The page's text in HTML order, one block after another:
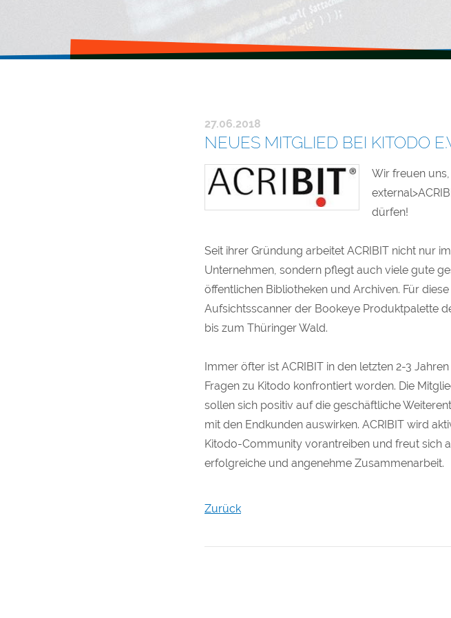
27.06.2018
NEUES MITGLIED BEI KITODO
Wir freuen
dürfen!
Seit ihrer Gründung arbeitet ACRIBIT nicht nur
Unternehmen, sondern pflegt auch viele gute
öffentlichen Bibliotheken und Archiven. Für
Aufsichtsscanner der Bookeye Produktpalette
bis zum Thüringer Wald.
Immer öfter ist ACRIBIT in den letzten 2-3
Fragen zu Kitodo konfrontiert worden. Die
sollen sich positiv auf die geschäftliche
mit den Endkunden auswirken. ACRIBIT wird
Kitodo-Community vorantreiben und freut sich
erfolgreiche und angenehme Zusammenarbeit.
Zurück